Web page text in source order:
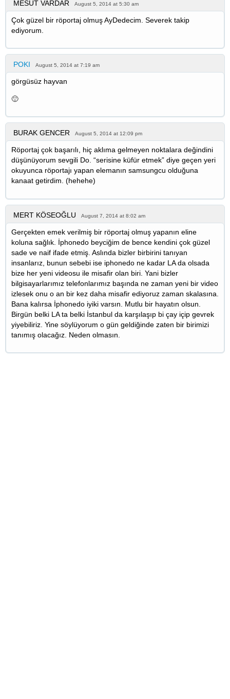
MESUT VARDAR August 5, 2014 at 5:30 am
Çok güzel bir röportaj olmuş AyDedecim. Severek takip
ediyorum.
POKI August 5, 2014 at 7:19 am
görgüsüz hayvan
🙂
BURAK GENCER August 5, 2014 at 12:09 pm
Röportaj çok başarılı, hiç aklıma gelmeyen noktalara değindini
düşünüyorum sevgili Do. “serisine küfür etmek” diye geçen yeri
okuyunca röportajı yapan elemanın samsungcu olduğuna
kanaat getirdim. (hehehe)
MERT KÖSEOĞLU August 7, 2014 at 8:02 am
Gerçekten emek verilmiş bir röportaj olmuş yapanın eline
koluna sağlık. İphonedo beyciğim de bence kendini çok güzel
sade ve naif ifade etmiş. Aslında bizler birbirini tanıyan
insanlarız, bunun sebebi ise iphonedo ne kadar LA da olsada
bize her yeni videosu ile misafir olan biri. Yani bizler
bilgisayarlarımız telefonlarımız başında ne zaman yeni bir video
izlesek onu o an bir kez daha misafir ediyoruz zaman skalasına.
Bana kalırsa İphonedo iyiki varsın. Mutlu bir hayatın olsun.
Birgün belki LA ta belki İstanbul da karşılaşıp bi çay içip gevrek
yiyebiliriz. Yine söylüyorum o gün geldiğinde zaten bir birimizi
tanımış olacağız. Neden olmasın.